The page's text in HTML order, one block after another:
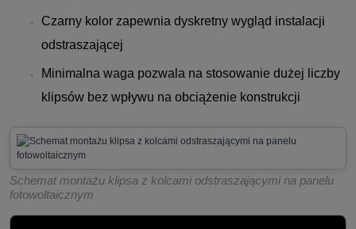
Czarny kolor zapewnia dyskretny wygląd instalacji
odstraszającej
Minimalna waga pozwala na stosowanie dużej liczby
klipsów bez wpływu na obciążenie konstrukcji
Schemat montażu klipsa z kolcami odstraszającymi na panelu
fotowoltaicznym